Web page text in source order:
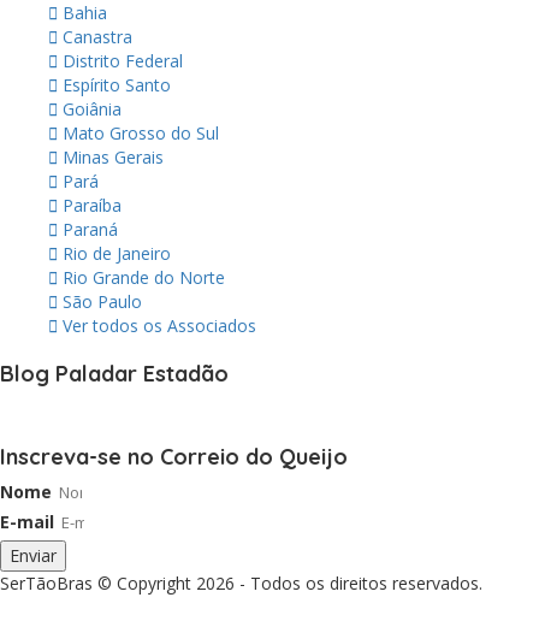
Bahia
Canastra
Distrito Federal
Espírito Santo
Goiânia
Mato Grosso do Sul
Minas Gerais
Pará
Paraíba
Paraná
Rio de Janeiro
Rio Grande do Norte
São Paulo
Ver todos os Associados
Blog Paladar Estadão
Inscreva-se no Correio do Queijo
Nome
E-mail
Enviar
SerTãoBras © Copyright 2026 - Todos os direitos reservados.